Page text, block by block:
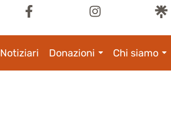
Notiziari Donazioni Chi siamo